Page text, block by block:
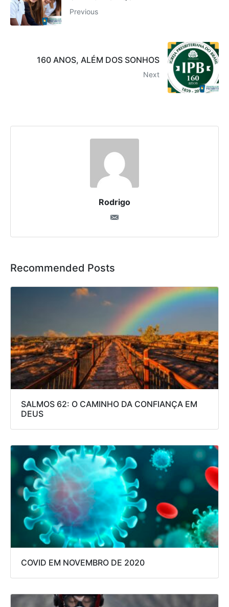
Previous
160 ANOS, ALÉM DOS SONHOS
Next
Rodrigo
Recommended Posts
SALMOS 62: O CAMINHO DA CONFIANÇA EM
DEUS
COVID EM NOVEMBRO DE 2020